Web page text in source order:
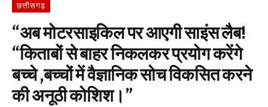
छत्तीसगढ़
“अब मोटरसाइकिल पर आएगी साइंस लैब!
“किताबों से बाहर निकलकर प्रयोग करेंगे
बच्चे ,बच्चों में वैज्ञानिक सोच विकसित करने
की अनूठी कोशिश।”